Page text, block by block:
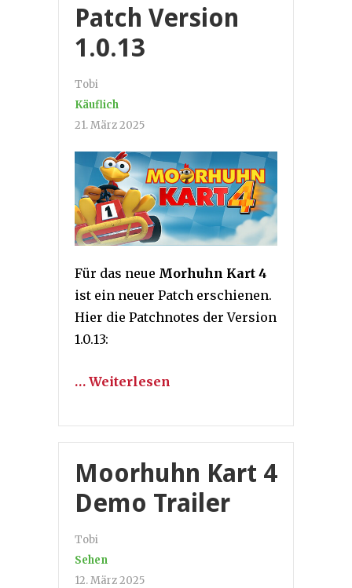
Patch Version
1.0.13
Tobi
Käuflich
21. März 2025
Für das neue Morhuhn Kart 4
ist ein neuer Patch erschienen.
Hier die Patchnotes der Version
1.0.13:
… Weiterlesen
Moorhuhn Kart 4
Demo Trailer
Tobi
Sehen
12. März 2025